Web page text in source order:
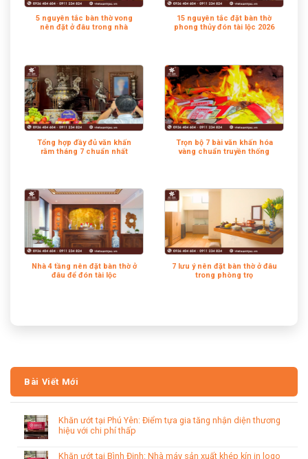
5 nguyên tắc bàn thờ vong
nên đặt ở đâu trong nhà
15 nguyên tắc đặt bàn thờ
phong thủy đón tài lộc 2026
Tổng hợp đầy đủ văn khấn
rằm tháng 7 chuẩn nhất
Trọn bộ 7 bài văn khấn hóa
vàng chuẩn truyền thống
Nhà 4 tầng nên đặt bàn thờ ở
đâu để đón tài lộc
7 lưu ý nên đặt bàn thờ ở đâu
trong phòng trọ
Bài Viết Mới
Khăn ướt tại Phú Yên: Điểm tựa gia tăng nhận diện thương
hiệu với chi phí thấp
Khăn ướt tại Bình Định: Nhà máy sản xuất khép kín in logo